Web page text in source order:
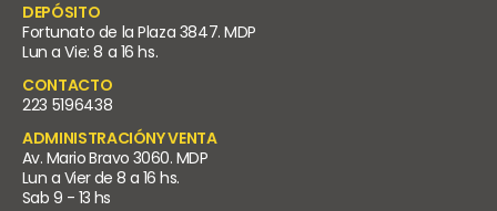
DEPÓSITO
Fortunato de la Plaza 3847. MDP
Lun a Vie: 8 a 16 hs.
CONTACTO
223 5196438
ADMINISTRACIÓNY VENTA
Av. Mario Bravo 3060. MDP
Lun a Vier de 8 a 16 hs.
Sab 9 - 13 hs